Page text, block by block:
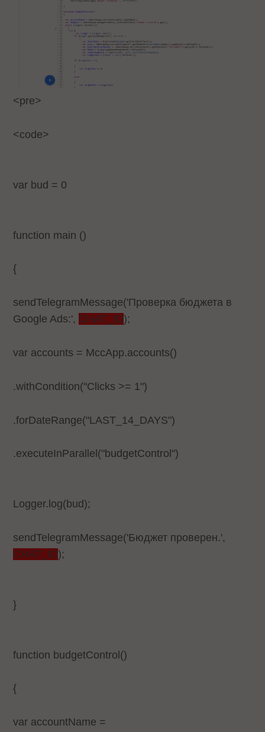
<pre>
<code>
var bud = 0
function main ()
{
sendTelegramMessage('Проверка бюджета в
Google Ads:', CHAT_ID);
var accounts = MccApp.accounts()
.withCondition("Clicks >= 1")
.forDateRange("LAST_14_DAYS")
.executeInParallel("budgetControl")
Logger.log(bud);
sendTelegramMessage('Бюджет проверен.',
CHAT_ID);
}
function budgetControl()
{
var accountName =